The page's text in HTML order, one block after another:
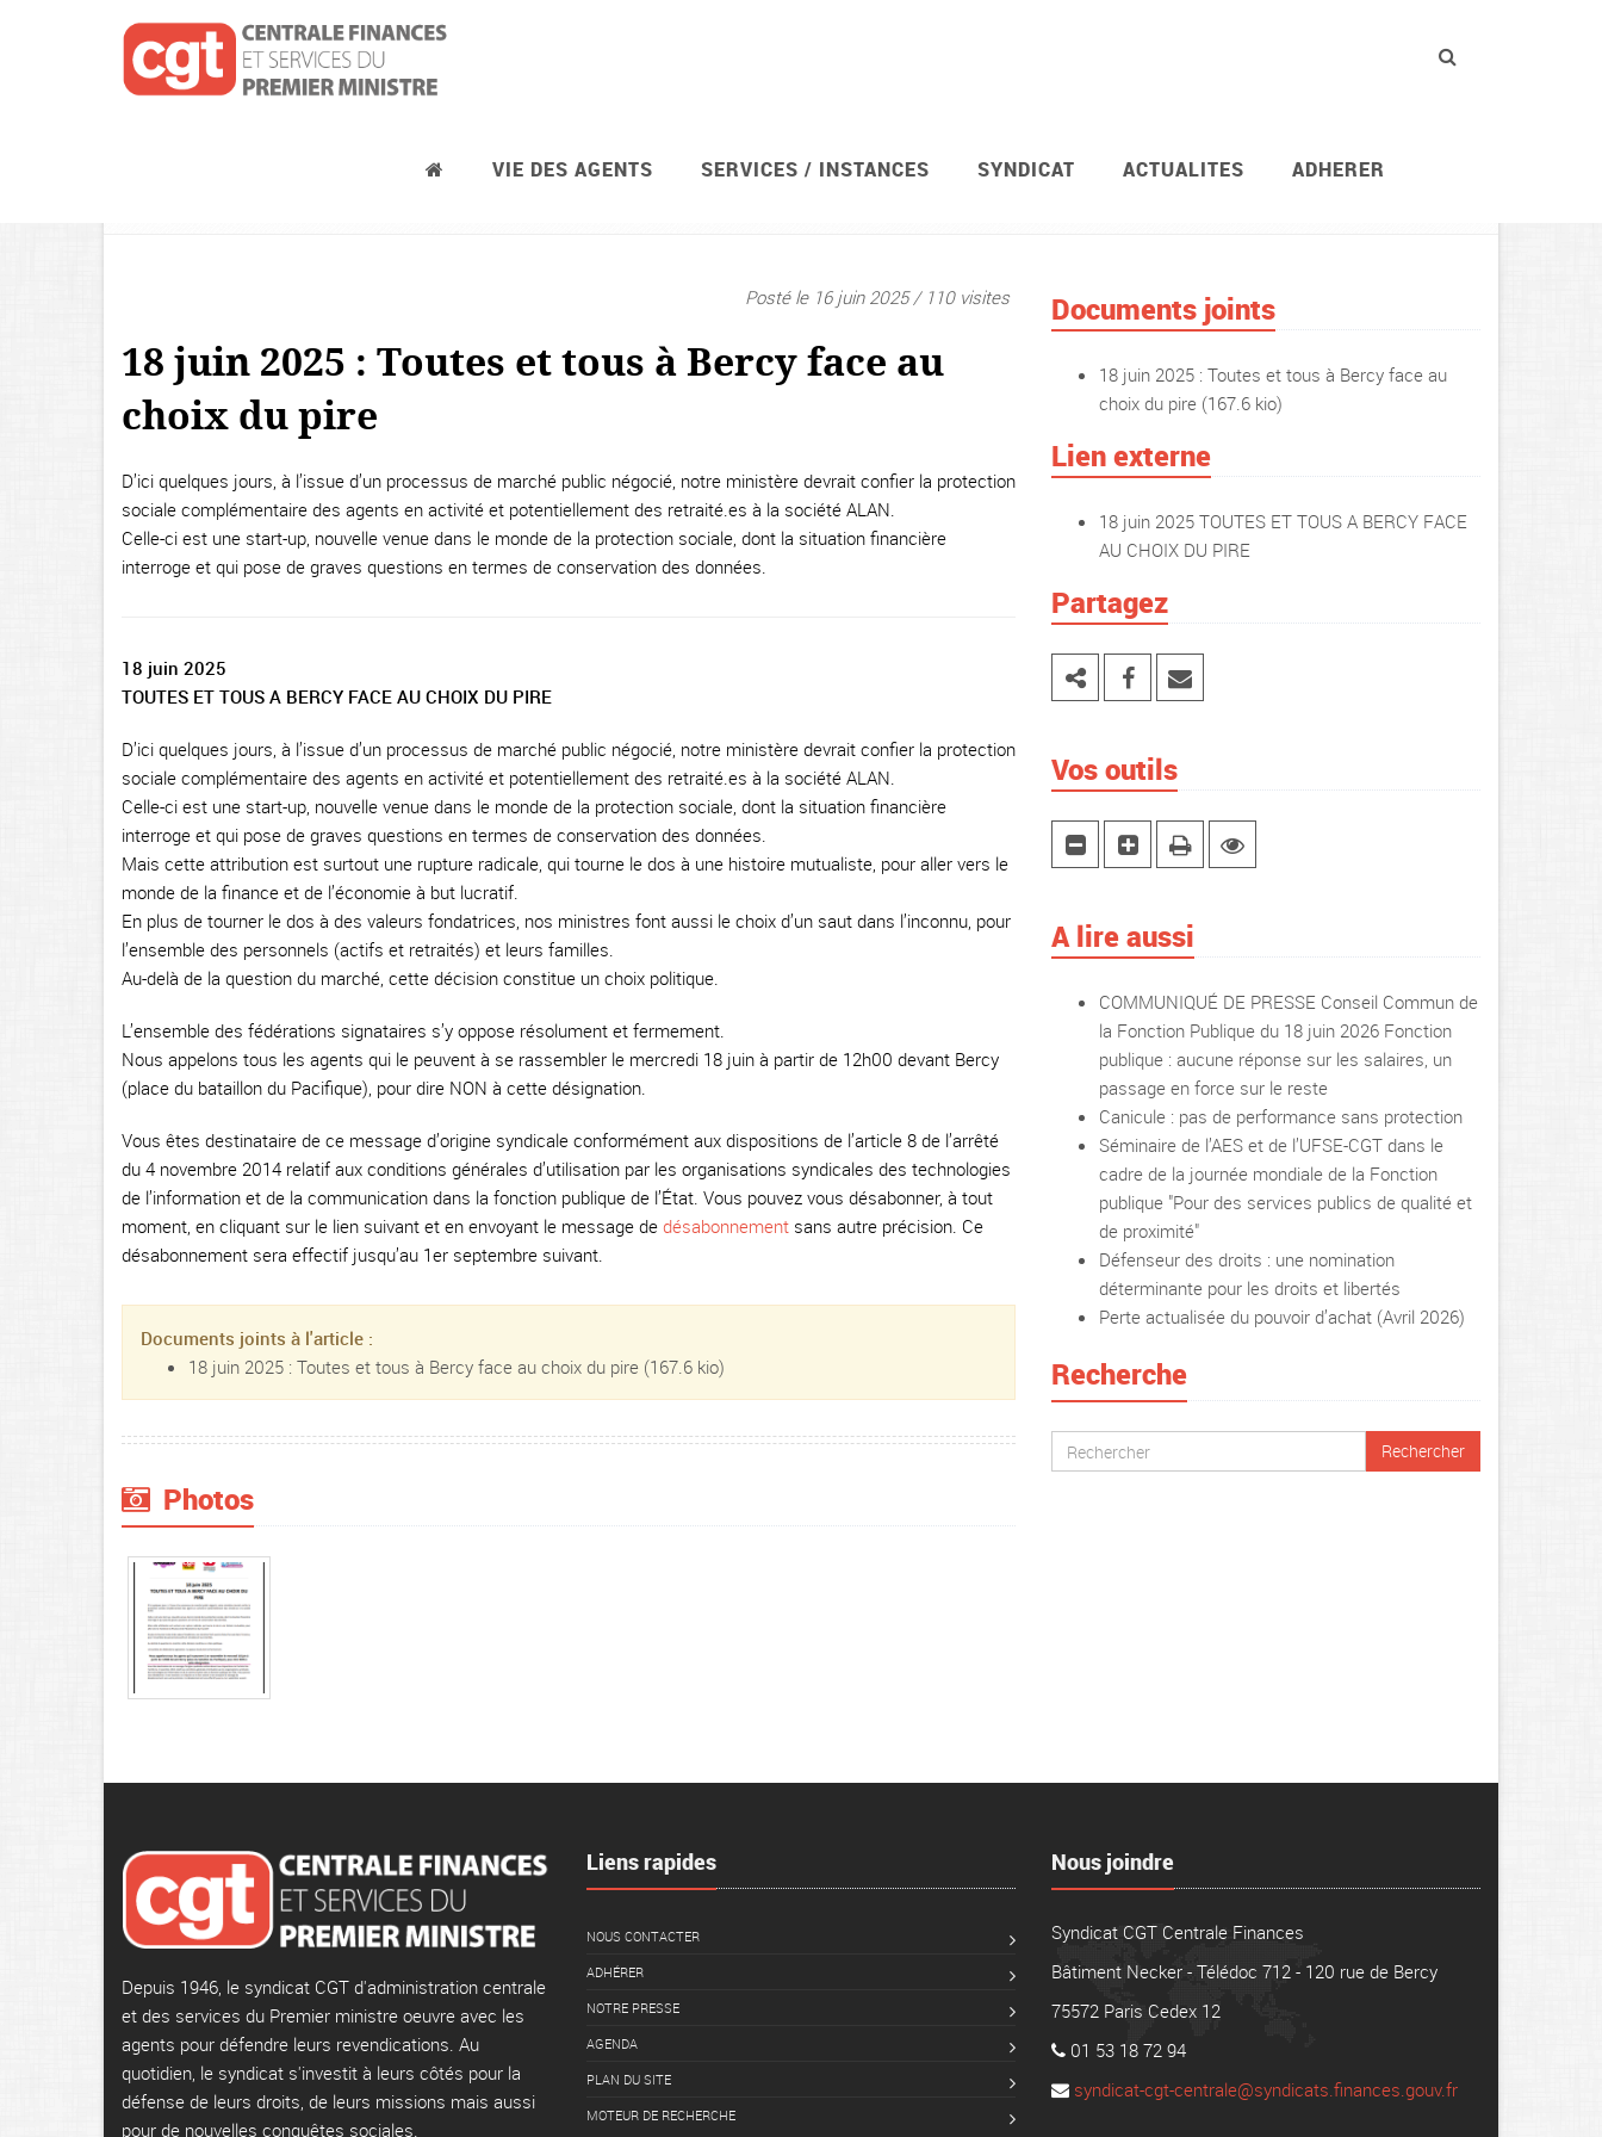
VIE DES AGENTS SERVICES / INSTANCES SYNDICAT ACTUALITES ADHERER
Posté le 16 juin 2025 / 110 visites
18 juin 2025 : Toutes et tous à Bercy face au
choix du pire
D’ici quelques jours, à l’issue d’un processus de marché public négocié, notre ministère devrait confier la protection
sociale complémentaire des agents en activité et potentiellement des retraité.es à la société ALAN.
Celle-ci est une start-up, nouvelle venue dans le monde de la protection sociale, dont la situation financière
interroge et qui pose de graves questions en termes de conservation des données.
18 juin 2025
TOUTES ET TOUS A BERCY FACE AU CHOIX DU PIRE
D’ici quelques jours, à l’issue d’un processus de marché public négocié, notre ministère devrait confier la protection
sociale complémentaire des agents en activité et potentiellement des retraité.es à la société ALAN.
Celle-ci est une start-up, nouvelle venue dans le monde de la protection sociale, dont la situation financière
interroge et qui pose de graves questions en termes de conservation des données.
Mais cette attribution est surtout une rupture radicale, qui tourne le dos à une histoire mutualiste, pour aller vers le
monde de la finance et de l’économie à but lucratif.
En plus de tourner le dos à des valeurs fondatrices, nos ministres font aussi le choix d’un saut dans l’inconnu, pour
l’ensemble des personnels (actifs et retraités) et leurs familles.
Au-delà de la question du marché, cette décision constitue un choix politique.
L’ensemble des fédérations signataires s’y oppose résolument et fermement.
Nous appelons tous les agents qui le peuvent à se rassembler le mercredi 18 juin à partir de 12h00 devant Bercy
(place du bataillon du Pacifique), pour dire NON à cette désignation.
Vous êtes destinataire de ce message d’origine syndicale conformément aux dispositions de l’article 8 de l’arrêté
du 4 novembre 2014 relatif aux conditions générales d’utilisation par les organisations syndicales des technologies
de l’information et de la communication dans la fonction publique de l’État. Vous pouvez vous désabonner, à tout
moment, en cliquant sur le lien suivant et en envoyant le message de désabonnement sans autre précision. Ce
désabonnement sera effectif jusqu’au 1er septembre suivant.
Documents joints à l'article :
18 juin 2025 : Toutes et tous à Bercy face au choix du pire (167.6 kio)
Photos
Documents joints
18 juin 2025 : Toutes et tous à Bercy face au
choix du pire (167.6 kio)
Lien externe
18 juin 2025 TOUTES ET TOUS A BERCY FACE
AU CHOIX DU PIRE
Partagez
Vos outils
A lire aussi
COMMUNIQUÉ DE PRESSE Conseil Commun de
la Fonction Publique du 18 juin 2026 Fonction
publique : aucune réponse sur les salaires, un
passage en force sur le reste
Canicule : pas de performance sans protection
Séminaire de l’AES et de l’UFSE-CGT dans le
cadre de la journée mondiale de la Fonction
publique "Pour des services publics de qualité et
de proximité"
Défenseur des droits : une nomination
déterminante pour les droits et libertés
Perte actualisée du pouvoir d’achat (Avril 2026)
Recherche
Depuis 1946, le syndicat CGT d'administration centrale
et des services du Premier ministre oeuvre avec les
agents pour défendre leurs revendications. Au
quotidien, le syndicat s'investit à leurs côtés pour la
défense de leurs droits, de leurs missions mais aussi
pour de nouvelles conquêtes sociales.
Liens rapides
NOUS CONTACTER
ADHÉRER
NOTRE PRESSE
AGENDA
PLAN DU SITE
MOTEUR DE RECHERCHE
Nous joindre
Syndicat CGT Centrale Finances
Bâtiment Necker - Télédoc 712 - 120 rue de Bercy
75572 Paris Cedex 12
01 53 18 72 94
syndicat-cgt-centrale@syndicats.finances.gouv.fr